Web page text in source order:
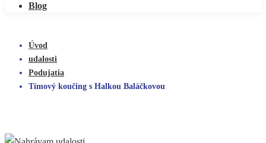
Blog
Úvod
udalosti
Podujatia
Tímový koučing s Halkou Baláčkovou